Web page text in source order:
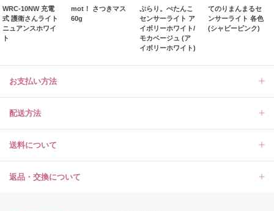
WRC-10NW 充電
式 護衛さんライト
ニュアンスホワイ
ト
mot！ さつきマス
60g
ぷらり。ぺたんこ
センサーライト ア
イボリーホワイト/
モカベージュ (ア
イボリーホワイト)
てのりまんまるセ
ンサーライト 各色
(シャビーピンク)
お支払い方法
配送方法
送料について
返品・交換について